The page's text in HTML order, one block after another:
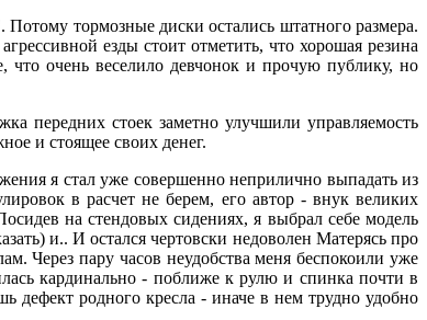
тормозные диски остались штатного размера.
езды стоит отметить, что хорошая резина
что очень веселило девчонок и прочую публику, но
передних стоек заметно улучшили управляемость
и стоящее своих денег.
я стал уже совершенно неприлично выпадать из
в расчет не берем, его автор - внук великих
на стендовых сидениях, я выбрал себе модель
и.. И остался чертовски недоволен Матерясь про
Через пару часов неудобства меня беспокоили уже
кардинально - поближе к рулю и спинка почти в
дефект родного кресла - иначе в нем трудно удобно